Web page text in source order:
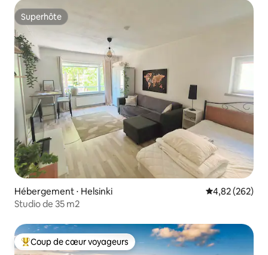
Superhôte
Superhôte
Hébergement ⋅ Helsinki Évaluation
4,82 (262)
Studio de 35 m2
Coups de cœur voyageurs les plus appréciés
Coup de cœur voyageurs